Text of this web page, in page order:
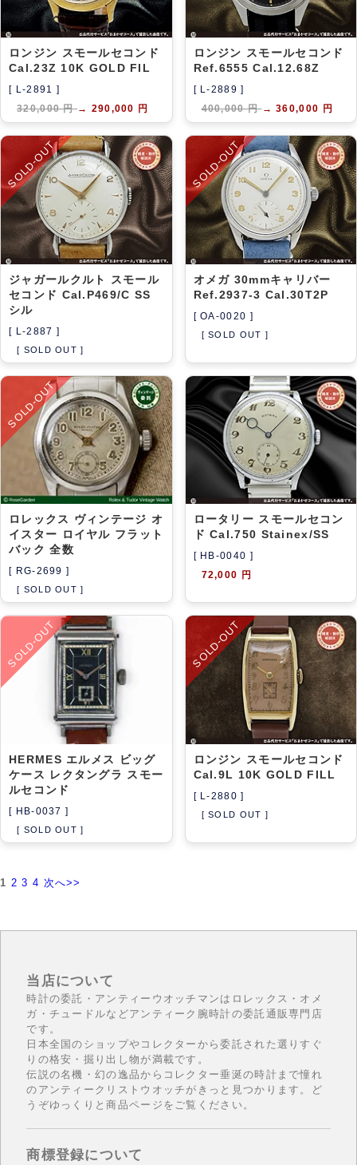
ロンジン スモールセコンド
Cal.23Z 10K GOLD FIL
[ L-2891 ]
320,000 円→ 290,000 円
ロンジン スモールセコンド
Ref.6555 Cal.12.68Z
[ L-2889 ]
400,000 円→ 360,000 円
SOLD-OUT
ジャガールクルト スモール
セコンド Cal.P469/C SS
シル
[ L-2887 ]
[ SOLD OUT ]
SOLD-OUT
オメガ 30mmキャリバー
Ref.2937-3 Cal.30T2P
[ OA-0020 ]
[ SOLD OUT ]
SOLD-OUT
ロレックス ヴィンテージ オ
イスター ロイヤル フラット
バック 全数
[ RG-2699 ]
[ SOLD OUT ]
ロータリー スモールセコン
ド Cal.750 Stainex/SS
[ HB-0040 ]
72,000 円
SOLD-OUT
HERMES エルメス ビッグ
ケース レクタングラ スモー
ルセコンド
[ HB-0037 ]
[ SOLD OUT ]
SOLD-OUT
ロンジン スモールセコンド
Cal.9L 10K GOLD FILL
[ L-2880 ]
[ SOLD OUT ]
1 2 3 4 次へ>>
当店について
時計の委託・アンティーウオッチマンはロレックス・オメ
ガ・チュードルなどアンティーク腕時計の委託通販専門店
です。
日本全国のショップやコレクターから委託された選りすぐ
りの格安・掘り出し物が満載です。
伝説の名機・幻の逸品からコレクター垂涎の時計まで憧れ
のアンティークリストウオッチがきっと見つかります。ど
うぞゆっくりと商品ページをご覧ください。
商標登録について